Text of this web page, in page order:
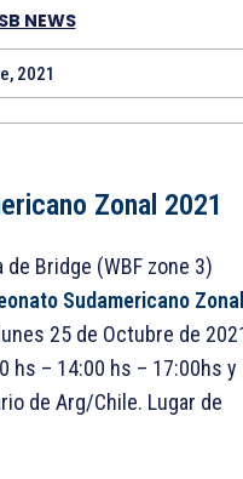
NEWS
2021
Zonal 2021
Bridge (WBF zone 3)
Sudamericano Zonal
25 de Octubre de
hs – 14:00 hs – 17:00hs y
de Arg/Chile. Lugar de